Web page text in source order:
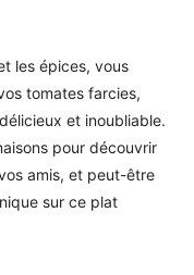
les épices, vous
tomates farcies,
et inoubliable.
pour découvrir
amis, et peut-être
sur ce plat